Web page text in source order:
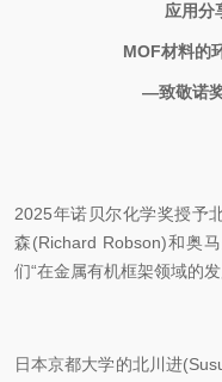
应用分
MOF材料的
—致敬诺
2025年诺贝尔化学奖授予
森(Richard Robson)和奥
们“在金属有机框架领域的发
日本京都大学的北川进